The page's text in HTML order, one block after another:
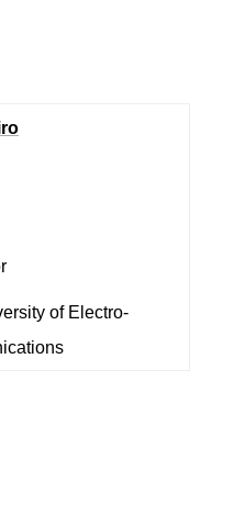
of Electro-